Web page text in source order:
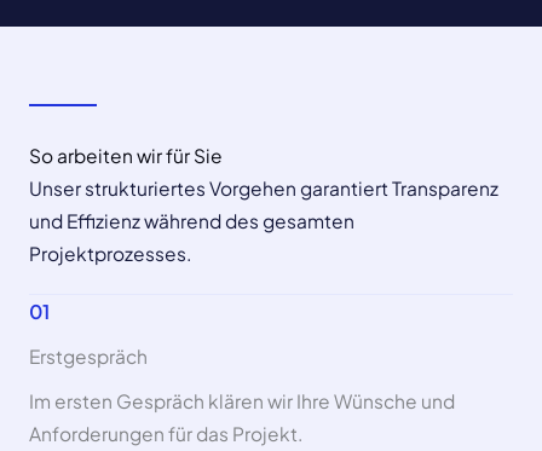
So arbeiten wir für Sie
Unser strukturiertes Vorgehen garantiert Transparenz
und Effizienz während des gesamten
Projektprozesses.
01
Erstgespräch
Im ersten Gespräch klären wir Ihre Wünsche und
Anforderungen für das Projekt.